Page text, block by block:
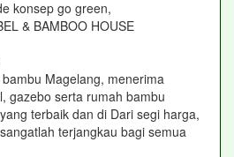
konsep go green,
& BAMBOO HOUSE
Magelang, menerima
gazebo serta rumah bambu
terbaik dan di Dari segi harga,
terjangkau bagi semua